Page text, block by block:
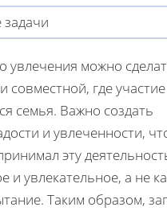
задачи
увлечения можно
совместной, где
семья. Важно создать
и увлеченности,
эту
и увлекательное, а не
Таким образом,